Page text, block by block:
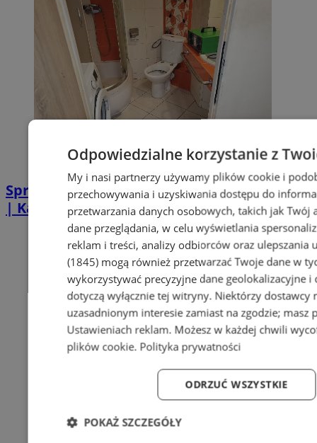
Sprzątanie po zgonie w Piekarach Śląskich
| Kastelnik
Odpowiedzialne korzystanie z
My i nasi partnerzy używamy plików cookie i
przechowywania i uzyskiwania dostępu do
przetwarzania danych osobowych, takich jak
dane przeglądania, w celu wyświetlania
reklam i treści, analizy odbiorców oraz ulepszania
(1845)mogą również przetwarzać Twoje dane w
wykorzystywać precyzyjne dane geolokalizacyjne
dotyczą wyłącznie tej witryny. Niektórzy dostawcy
uzasadnionym interesie zamiast na zgodzie; masz
Ustawieniach reklam. Możesz w każdej chwili
plików cookie. Polityka prywatności
ODRZUĆ WSZYSTKIE
POKAŻ SZCZEGÓŁY